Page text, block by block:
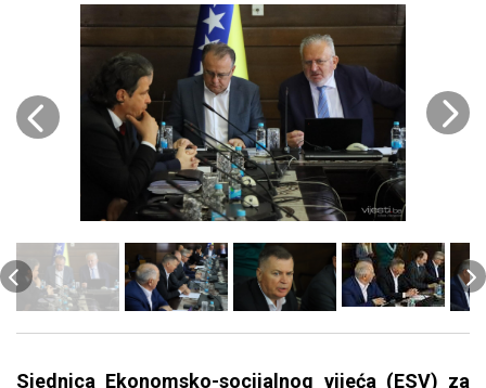
Sjednica Ekonomsko-socijalnog vijeća (ESV) za